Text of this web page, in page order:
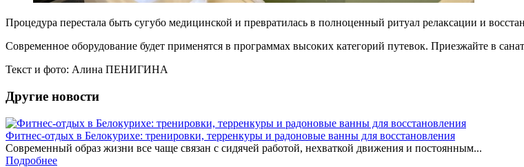
Процедура перестала быть сугубо медицинской и превратилась в полноценный ритуал релаксации и
Современное оборудование будет применятся в программах высоких категорий путевок. Приезжайте в
Текст и фото: Алина ПЕНИГИНА
Другие новости
Фитнес-отдых в Белокурихе: тренировки, терренкуры и радоновые ванны для восстановления
Современный образ жизни все чаще связан с сидячей работой, нехваткой движения и постоянным...
Подробнее